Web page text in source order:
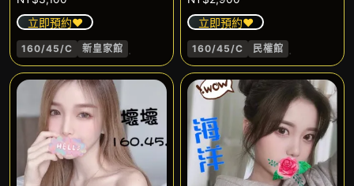
立即預約❤️
160/45/C 新皇家館 .
立即預約❤️
160/45/C 民權館 .